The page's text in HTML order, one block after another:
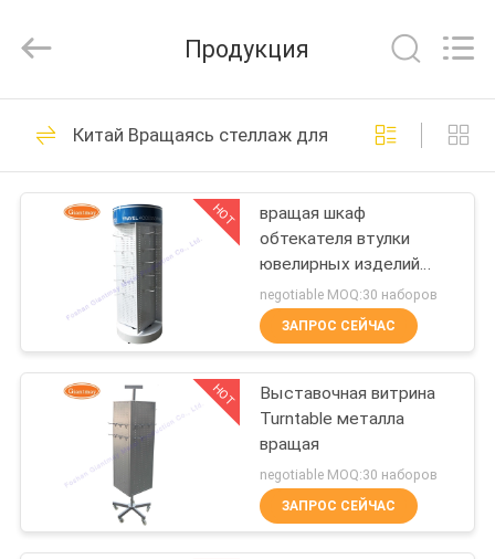
ДОМ
ПРОДУКТЫ
ПУТЕШЕСТВИЕ
ФАБРИКИ
ПРОВЕРКА
КАЧЕСТВА
Rights
by
Выставочная
витрина Pegboard
108
Выставочная
витрина Слатвалл
28
Продукция
Китай Вращаясь стеллаж для выставки товаров
HOT
вращая шкаф
обтекателя втулки
ювелирных изделий
360°
negotiable MOQ:30 наборов
ЗАПРОС СЕЙЧАС
HOT
Выставочная витрина
Turntable металла
вращая
negotiable MOQ:30 наборов
ЗАПРОС СЕЙЧАС